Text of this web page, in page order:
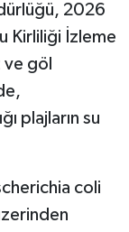
2026
Kirliliği İzleme
ve göl
plajların su
coli